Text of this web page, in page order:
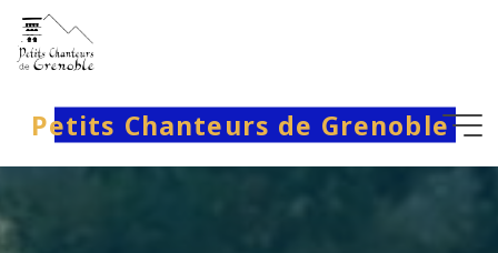
contenu
Petits Chanteurs de Grenoble